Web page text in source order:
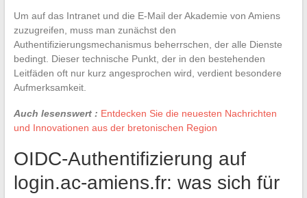
Um auf das Intranet und die E-Mail der Akademie von Amiens
zuzugreifen, muss man zunächst den
Authentifizierungsmechanismus beherrschen, der alle Dienste
bedingt. Dieser technische Punkt, der in den bestehenden
Leitfäden oft nur kurz angesprochen wird, verdient besondere
Aufmerksamkeit.
Auch lesenswert : Entdecken Sie die neuesten Nachrichten
und Innovationen aus der bretonischen Region
OIDC-Authentifizierung auf
login.ac-amiens.fr: was sich für